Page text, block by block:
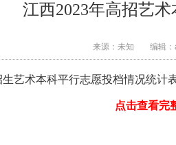
江西2023年高招艺
来源：未知 编辑
艺术本科平行志愿投档情况统计
点击查看完